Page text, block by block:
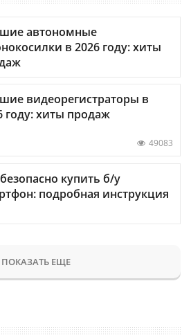
автономные
в 2026 году: хиты
видеорегистраторы в
году: хиты продаж
49083
купить б/у
подробная инструкция
ПОКАЗАТЬ ЕЩЕ